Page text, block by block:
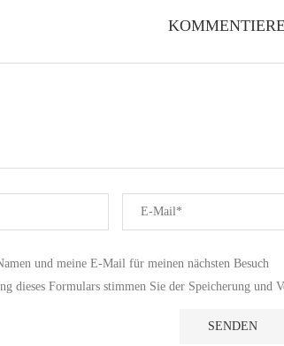
und meine E-Mail für meinen nächsten Besuch
dieses Formulars stimmen Sie der Speicherung und